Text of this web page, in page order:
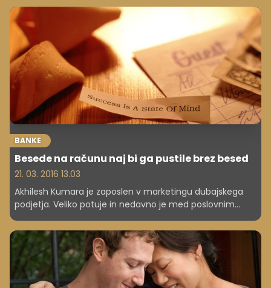
BANKE
Besede na računu naj bi ga pustile brez besed
21. 03. 2016 13.03
Akhilesh Kumara je zaposlen v marketingu dubajskega
podjetja. Veliko potuje in nedavno je med poslovnim
obiskom Indije naredil nekaj zelo lepega.